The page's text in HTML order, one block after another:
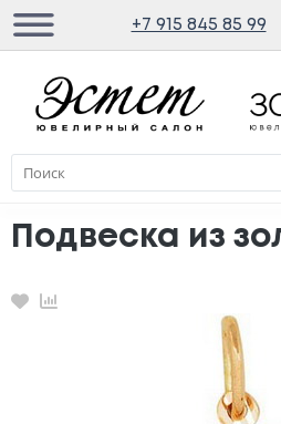
+7 915 845 85 99
Подвеска из
Избранное
Сравнение